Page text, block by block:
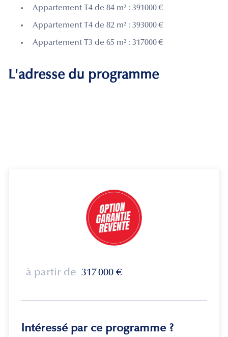
Appartement T4 de 84 m² : 391000 €
Appartement T4 de 82 m² : 393000 €
Appartement T3 de 65 m² : 317000 €
L'adresse du programme
à partir de 317 000 €
Intéressé par ce programme ?